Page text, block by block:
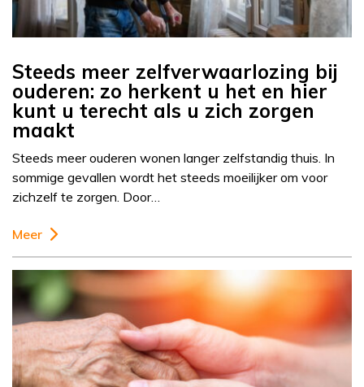
Steeds meer zelfverwaarlozing bij
ouderen: zo herkent u het en hier
kunt u terecht als u zich zorgen
maakt
Steeds meer ouderen wonen langer zelfstandig thuis. In
sommige gevallen wordt het steeds moeilijker om voor
zichzelf te zorgen. Door…
Meer